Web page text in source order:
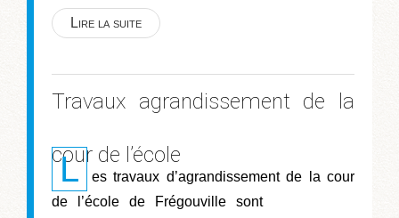
Lire la suite
Travaux agrandissement de la
cour de l’école
L
es travaux d’agrandissement de la cour
de l’école de Frégouville sont